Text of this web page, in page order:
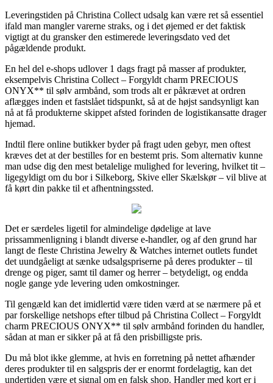
Leveringstiden på Christina Collect udsalg kan være ret så essentiel
ifald man mangler varerne straks, og i det øjemed er det faktisk
vigtigt at du gransker den estimerede leveringsdato ved det
pågældende produkt.
En hel del e-shops udlover 1 dags fragt på masser af produkter,
eksempelvis Christina Collect – Forgyldt charm PRECIOUS
ONYX** til sølv armbånd, som trods alt er påkrævet at ordren
aflægges inden et fastslået tidspunkt, så at de højst sandsynligt kan
nå at få produkterne skippet afsted forinden de logistikansatte drager
hjemad.
Indtil flere online butikker byder på fragt uden gebyr, men oftest
kræves det at der bestilles for en bestemt pris. Som alternativ kunne
man udse dig den mest betalelige mulighed for levering, hvilket tit –
ligegyldigt om du bor i Silkeborg, Skive eller Skælskør – vil blive at
få kørt din pakke til et afhentningssted.
Det er særdeles ligetil for almindelige dødelige at lave
prissammenligning i blandt diverse e-handler, og af den grund har
langt de fleste Christina Jewelry & Watches internet outlets fundet
det uundgåeligt at sænke udsalgspriserne på deres produkter – til
drenge og piger, samt til damer og herrer – betydeligt, og endda
nogle gange yde levering uden omkostninger.
Til gengæld kan det imidlertid være tiden værd at se nærmere på et
par forskellige netshops efter tilbud på Christina Collect – Forgyldt
charm PRECIOUS ONYX** til sølv armbånd forinden du handler,
sådan at man er sikker på at få den prisbilligste pris.
Du må blot ikke glemme, at hvis en forretning på nettet afhænder
deres produkter til en salgspris der er enormt fordelagtig, kan det
undertiden være et signal om en falsk shop. Handler med kort er i